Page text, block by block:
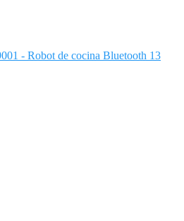
- Robot de cocina Bluetooth 13